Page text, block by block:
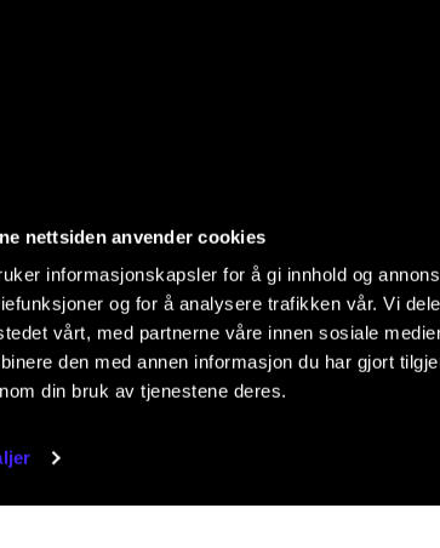
nettsiden anvender cookies
informasjonskapsler for å gi innhold og
og for å analysere trafikken vår. Vi
vårt, med partnerne våre innen sosiale
den med annen informasjon du har gjort
din bruk av tjenestene deres.